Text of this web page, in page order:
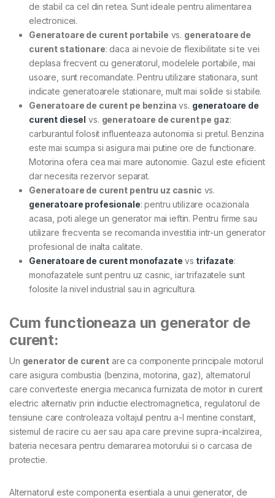
de stabil ca cel din retea. Sunt ideale pentru alimentarea
electronicei.
Generatoare de curent portabile vs. generatoare de
curent stationare: daca ai nevoie de flexibilitate si te vei
deplasa frecvent cu generatorul, modelele portabile, mai
usoare, sunt recomandate. Pentru utilizare stationara, sunt
indicate generatoarele stationare, mult mai solide si stabile.
Generatoare de curent pe benzina vs. generatoare de
curent diesel vs. generatoare de curent pe gaz:
carburantul folosit influenteaza autonomia si pretul. Benzina
este mai scumpa si asigura mai putine ore de functionare.
Motorina ofera cea mai mare autonomie. Gazul este eficient
dar necesita rezervor separat.
Generatoare de curent pentru uz casnic vs.
generatoare profesionale: pentru utilizare ocazionala
acasa, poti alege un generator mai ieftin. Pentru firme sau
utilizare frecventa se recomanda investitia intr-un generator
profesional de inalta calitate.
Generatoare de curent monofazate vs trifazate:
monofazatele sunt pentru uz casnic, iar trifazatele sunt
folosite la nivel industrial sau in agricultura.
Cum functioneaza un generator de
curent:
Un generator de curentare ca componente principale motorul
care asigura combustia (benzina, motorina, gaz), alternatorul
care converteste energia mecanica furnizata de motor in curent
electric alternativ prin inductie electromagnetica, regulatorul de
tensiune care controleaza voltajul pentru a-l mentine constant,
sistemul de racire cu aer sau apa care previne supra-incalzirea,
bateria necesara pentru demararea motorului si o carcasa de
protectie.
Alternatorul este componenta esentiala a unui generator, de